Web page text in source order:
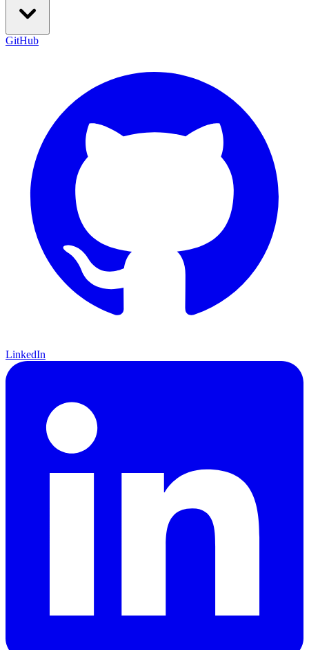
GitHub
LinkedIn